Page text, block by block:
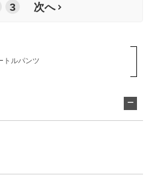
3 次へ
トルパンツ